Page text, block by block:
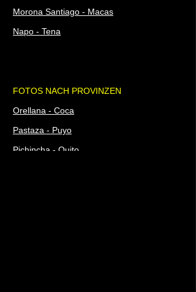
Morona Santiago - Macas
Napo - Tena
FOTOS NACH PROVINZEN
Orellana - Coca
Pastaza - Puyo
Pichincha - Quito